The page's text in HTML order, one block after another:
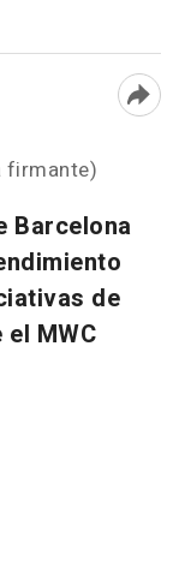
firmante)
Barcelona
de
MWC